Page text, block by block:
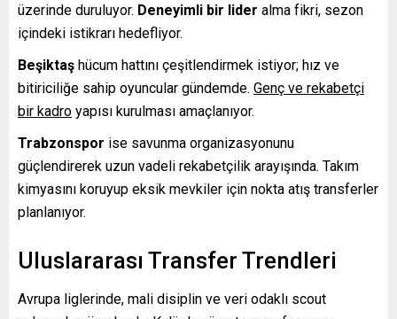
üzerinde duruluyor. Deneyimli bir lider alma fikri, sezon
içindeki istikrarı hedefliyor.
Beşiktaş hücum hattını çeşitlendirmek istiyor; hız ve
bitiriciliğe sahip oyuncular gündemde. Genç ve rekabetçi
bir kadro yapısı kurulması amaçlanıyor.
Trabzonspor ise savunma organizasyonunu
güçlendirerek uzun vadeli rekabetçilik arayışında. Takım
kimyasını koruyup eksik mevkiler için nokta atış transferler
planlanıyor.
Uluslararası Transfer Trendleri
Avrupa liglerinde, mali disiplin ve veri odaklı scout